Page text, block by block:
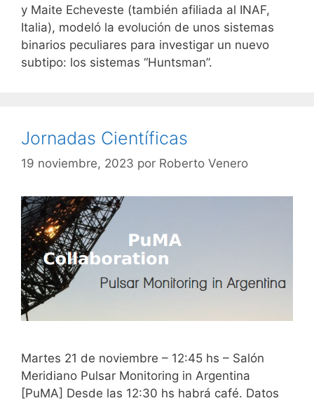
y Maite Echeveste (también afiliada al INAF,
Italia), modeló la evolución de unos sistemas
binarios peculiares para investigar un nuevo
subtipo: los sistemas “Huntsman”.
Jornadas Científicas
19 noviembre, 2023 por Roberto Venero
Martes 21 de noviembre – 12:45 hs – Salón
Meridiano Pulsar Monitoring in Argentina
[PuMA] Desde las 12:30 hs habrá café. Datos